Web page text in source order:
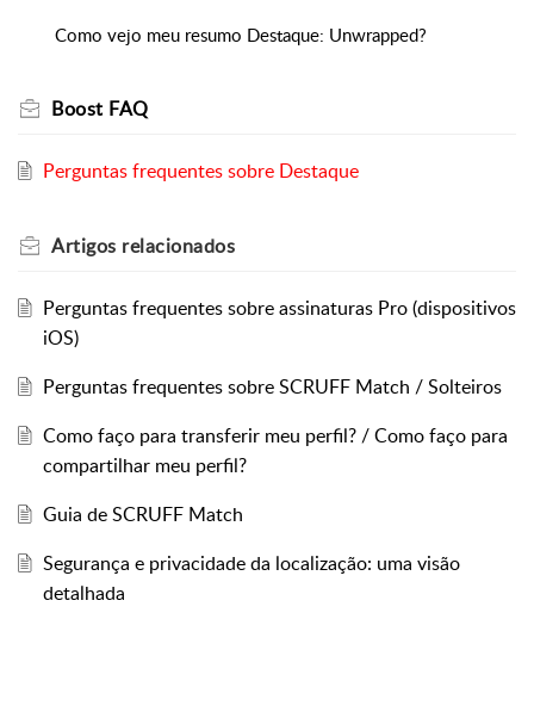
Como vejo meu resumo Destaque: Unwrapped?
Boost FAQ
Perguntas frequentes sobre Destaque
Artigos relacionados
Perguntas frequentes sobre assinaturas Pro (dispositivos
iOS)
Perguntas frequentes sobre SCRUFF Match / Solteiros
Como faço para transferir meu perfil? / Como faço para
compartilhar meu perfil?
Guia de SCRUFF Match
Segurança e privacidade da localização: uma visão
detalhada